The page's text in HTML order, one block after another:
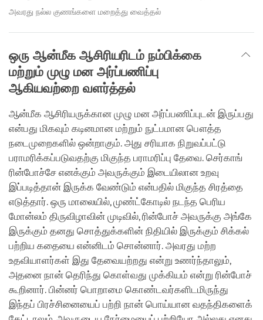
அவரது நல்ல குணங்களை மறைத்து வைத்தல்
ஒரு ஆன்மீக ஆசிரியரிடம் நம்பிக்கை
மற்றும் முழு மன அர்ப்பணிப்பு
ஆகியவற்றை வளர்த்தல்
ஆன்மீக ஆசிரியருக்கான முழு மன அர்ப்பணிப்புடன் இருப்பது
என்பது மிகவும் கடினமான மற்றும் நுட்பமான பௌத்த
நடைமுறைகளில் ஒன்றாகும். அது சரியாக நிறுவப்பட்டு
பராமரிக்கப்படுவதற்கு மிகுந்த பராமரிப்பு தேவை. செர்காங்
ரின்போச்சே எனக்கும் அவருக்கும் இடையிலான உறவு
இப்படித்தான் இருக்க வேண்டும் என்பதில் மிகுந்த சிரத்தை
எடுத்தார். ஒரு மாலையில், முண்ட்கோடில் நடந்த பெரிய
மோன்லம் திருவிழாவின் முடிவில், ரின்போச் அவருக்கு அங்கே
இருக்கும் தனது சொத்துக்களின் நிதியில் இருக்கும் சிக்கல்
பற்றிய கதையை என்னிடம் சொன்னார். அவரது மற்ற
உதவியாளர்கள் இது தேவையற்றது என்று உணர்ந்தாலும்,
அதனை நான் தெரிந்து கொள்வது முக்கியம் என்று ரின்போச்
கூறினார். பின்னர் பொறாமை கொண்டவர்களிடமிருந்து
இந்தப் பிரச்சினையைப் பற்றி நான் பொய்யான வதந்திகளைக்